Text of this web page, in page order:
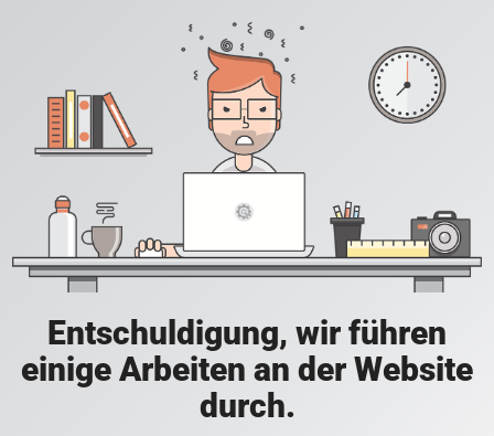
Entschuldigung, wir führen
einige Arbeiten an der Website
durch.